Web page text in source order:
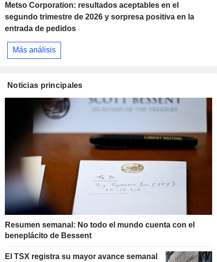
Metso Corporation: resultados aceptables en el
segundo trimestre de 2026 y sorpresa positiva en la
entrada de pedidos
Más análisis
Noticias principales
Resumen semanal: No todo el mundo cuenta con el
beneplácito de Bessent
El TSX registra su mayor avance semanal